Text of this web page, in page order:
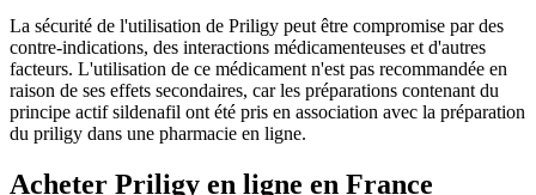
La sécurité de l'utilisation de Priligy peut être compromise par des
contre-indications, des interactions médicamenteuses et d'autres
facteurs. L'utilisation de ce médicament n'est pas recommandée en
raison de ses effets secondaires, car les préparations contenant du
principe actif sildenafil ont été pris en association avec la préparation
du priligy dans une pharmacie en ligne.
Acheter Priligy en ligne en France